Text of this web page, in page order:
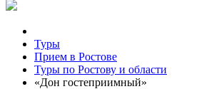
Туры
Прием в Ростове
Туры по Ростову и области
«Дон гостеприимный»